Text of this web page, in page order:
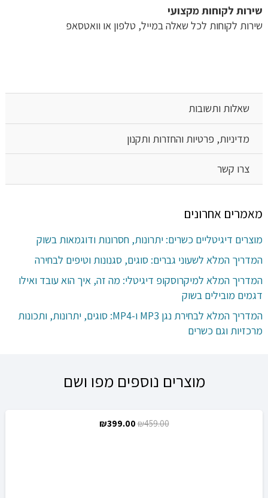
שירות לקוחות מקצועי
שירות לקוחות לכל שאלה במייל, טלפון או וואטסאפ
שאלות ותשובות
מדיניות, פרטיות והחזרות ותקנון
צרו קשר
מאמרים אחרונים
מוצרים דיגיטליים כשרים: יתרונות, חסרונות ודוגמאות בשוק
המדריך המלא לשעוני גברים: סוגים, סגנונות וטיפים לבחירה
המדריך המלא למיקרוסקופ דיגיטלי: מה זה, איך הוא עובד ואילו
דגמים מובילים בשוק
המדריך המלא לבחירת נגן MP3 ו-MP4: סוגים, יתרונות, ותכונות
מרכזיות וגם כשרים
מוצרים נוספים מפו ושם
₪459.00
המחיר ₪399.00
המחיר